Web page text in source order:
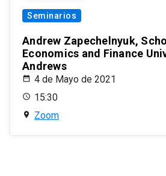
Seminarios
Andrew Zapechelnyuk,
Economics and Finance
Andrews
4 de Mayo de 2021
15:30
Zoom